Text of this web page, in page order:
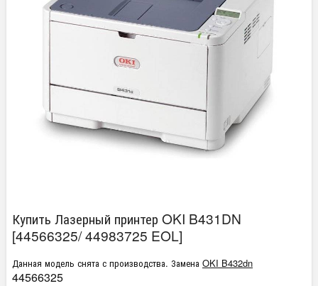
Купить Лазерный принтер OKI B431DN
[44566325/ 44983725 EOL]
Данная модель снята с производства. Замена OKI B432dn
44566325